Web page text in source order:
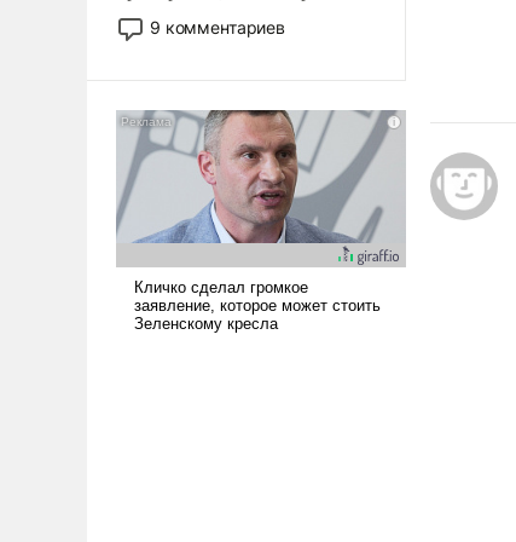
двигаемся по пути
революционных изменений.
псевдонаучной фантастики,
стало всерьез обсуждаемой
идеей.
9 комментариев